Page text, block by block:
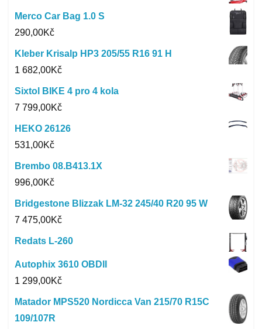
Merco Car Bag 1.0 S
290,00Kč
Kleber Krisalp HP3 205/55 R16 91 H
1 682,00Kč
Sixtol BIKE 4 pro 4 kola
7 799,00Kč
HEKO 26126
531,00Kč
Brembo 08.B413.1X
996,00Kč
Bridgestone Blizzak LM-32 245/40 R20 95 W
7 475,00Kč
Redats L-260
Autophix 3610 OBDII
1 299,00Kč
Matador MPS520 Nordicca Van 215/70 R15C
109/107R